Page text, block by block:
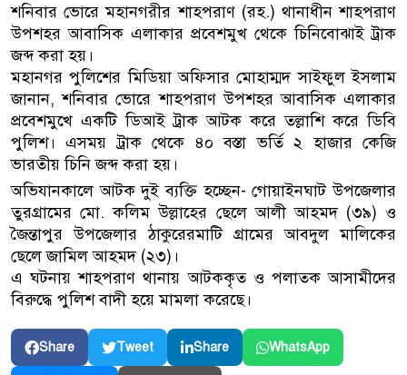
শনিবার ভোরে মহানগরীর শাহপরাণ (রহ.) থানাধীন শাহপরাণ
উপশহর আবাসিক এলাকার প্রবেশমুখ থেকে চিনিবোঝাই ট্রাক
জব্দ করা হয়।
মহানগর পুলিশের মিডিয়া অফিসার মোহাম্মদ সাইফুল ইসলাম
জানান, শনিবার ভোরে শাহপরাণ উপশহর আবাসিক এলাকার
প্রবেশমুখে একটি ডিআই ট্রাক আটক করে তল্লাশি করে ডিবি
পুলিশ। এসময় ট্রাক থেকে ৪০ বস্তা ভর্তি ২ হাজার কেজি
ভারতীয় চিনি জব্দ করা হয়।
অভিযানকালে আটক দুই ব্যক্তি হচ্ছেন- গোয়াইনঘাট উপজেলার
তুরগ্রামের মো. কলিম উল্লাহের ছেলে আলী আহমদ (৩৯) ও
জৈন্তাপুর উপজেলার ঠাকুরেরমাটি গ্রামের আবদুল মালিকের
ছেলে জামিল আহমদ (২৩)।
এ ঘটনায় শাহপরাণ থানায় আটককৃত ও পলাতক আসামীদের
বিরুদ্ধে পুলিশ বাদী হয়ে মামলা করেছে।
Share Tweet Share WhatsApp